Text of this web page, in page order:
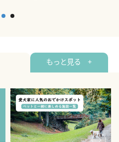
もっと見る +